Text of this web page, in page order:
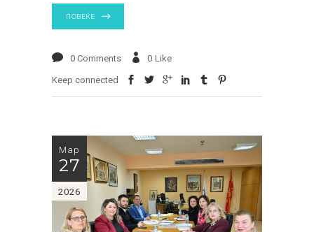
ПОВЕЌЕ
0 Comments 0 Like
Keep connected
Мар
27
2026